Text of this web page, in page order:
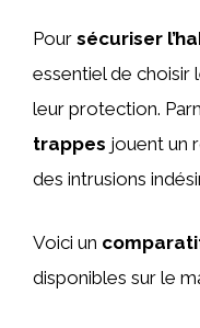
Pour sécuriser
essentiel de choisir
leur protection.
trappes jouent un
des intrusions
Voici un
disponibles sur le